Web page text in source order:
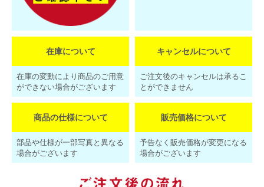
在庫について
在庫の変動により商品のご用意
ができない場合がございます
キャンセルについて
ご注文後のキャンセルは承るこ
とができません
商品の仕様について
部品や仕様が一部写真と異なる
場合がございます
販売価格について
予告なく販売価格が変更になる
場合がございます